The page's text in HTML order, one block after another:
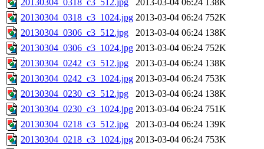
20130304_0318_c3_512.jpg
2013-03-04 06:24 138K
20130304_0318_c3_1024.jpg 2013-03-04 06:24 752K
20130304_0306_c3_512.jpg
2013-03-04 06:24 138K
20130304_0306_c3_1024.jpg 2013-03-04 06:24 752K
20130304_0242_c3_512.jpg
2013-03-04 06:24 138K
20130304_0242_c3_1024.jpg 2013-03-04 06:24 753K
20130304_0230_c3_512.jpg
2013-03-04 06:24 138K
20130304_0230_c3_1024.jpg 2013-03-04 06:24 751K
20130304_0218_c3_512.jpg
2013-03-04 06:24 139K
20130304_0218_c3_1024.jpg 2013-03-04 06:24 753K